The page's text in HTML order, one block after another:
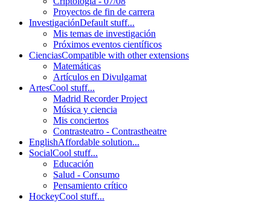
Proyectos de fin de carrera
InvestigaciónDefault stuff...
Mis temas de investigación
Próximos eventos científicos
CienciasCompatible with other extensions
Matemáticas
Artículos en Divulgamat
ArtesCool stuff...
Madrid Recorder Project
Música y ciencia
Mis conciertos
Contrasteatro - Contrastheatre
EnglishAffordable solution...
SocialCool stuff...
Educación
Salud - Consumo
Pensamiento crítico
HockeyCool stuff...